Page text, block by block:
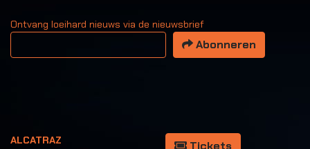
Ontvang loeihard nieuws via de nieuwsbrief
Uw email adres
Abonneren
ALCATRAZ
Tickets